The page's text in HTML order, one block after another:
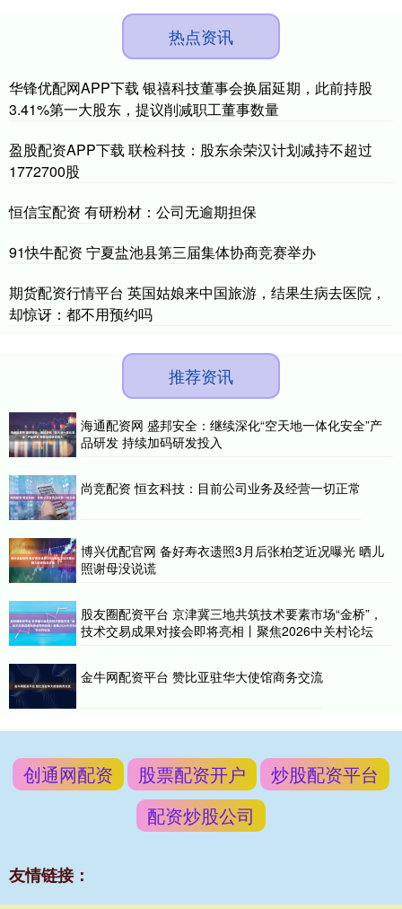
热点资讯
华锋优配网APP下载 银禧科技董事会换届延期，此前持股
3.41%第一大股东，提议削减职工董事数量
盈股配资APP下载 联检科技：股东余荣汉计划减持不超过
1772700股
恒信宝配资 有研粉材：公司无逾期担保
91快牛配资 宁夏盐池县第三届集体协商竞赛举办
期货配资行情平台 英国姑娘来中国旅游，结果生病去医院，
却惊讶：都不用预约吗
推荐资讯
海通配资网 盛邦安全：继续深化“空天地一体化安全”产
品研发 持续加码研发投入
尚竞配资 恒玄科技：目前公司业务及经营一切正常
博兴优配官网 备好寿衣遗照3月后张柏芝近况曝光 晒儿
照谢母没说谎
股友圈配资平台 京津冀三地共筑技术要素市场“金桥”，
技术交易成果对接会即将亮相丨聚焦2026中关村论坛
金牛网配资平台 赞比亚驻华大使馆商务交流
创通网配资 股票配资开户
炒股配资平台
配资炒股公司
友情链接：